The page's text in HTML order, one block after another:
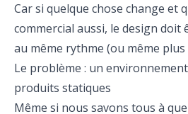
Car si quelque chose change et
commercial aussi, le design doit
au même rythme (ou même plus
Le problème : un
produits statiques
Même si nous savons tous à